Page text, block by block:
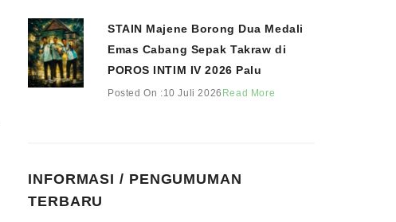
STAIN Majene Borong Dua Medali
Emas Cabang Sepak Takraw di
POROS INTIM IV 2026 Palu
Posted On :10 Juli 2026 Read More
INFORMASI / PENGUMUMAN
TERBARU